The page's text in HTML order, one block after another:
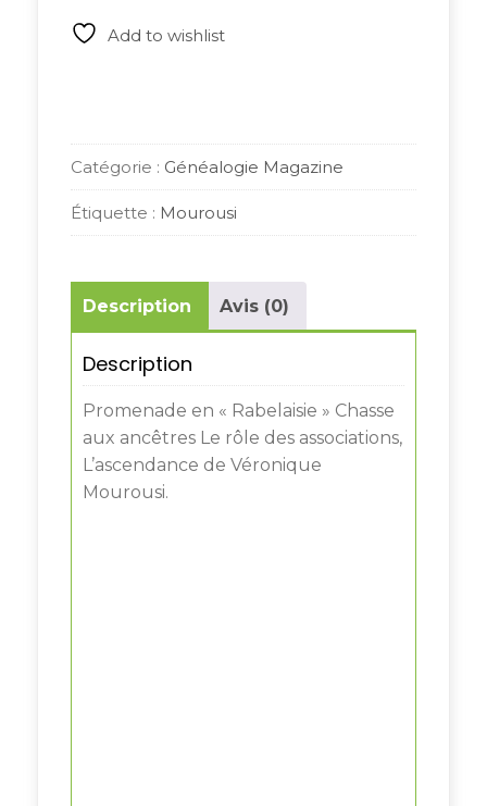
Add to wishlist
Catégorie : Généalogie Magazine
Étiquette : Mourousi
Description Avis (0)
Description
Promenade en « Rabelaisie » Chasse
aux ancêtres Le rôle des associations,
L’ascendance de Véronique
Mourousi.